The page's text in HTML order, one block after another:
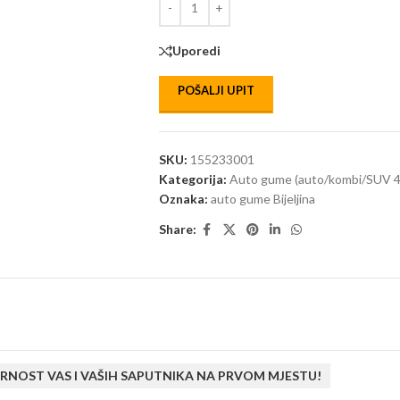
Uporedi
POŠALJI UPIT
SKU: 155233001
Kategorija: Auto gume (auto/kombi/SUV
Oznaka: auto gume Bijeljina
Share:
VAS I VAŠIH SAPUTNIKA NA PRVOM MJESTU!